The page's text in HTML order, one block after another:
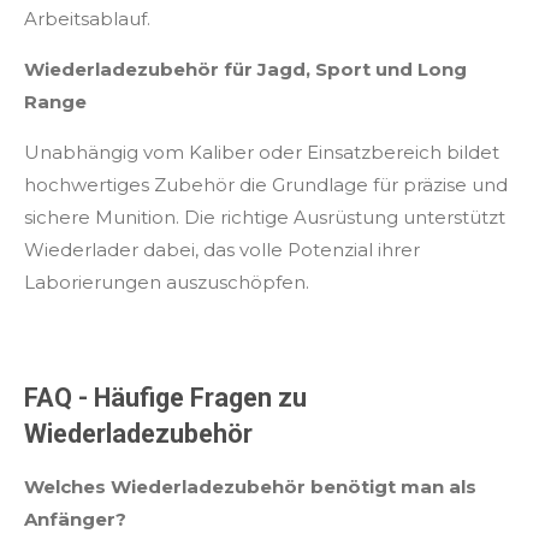
Arbeitsablauf.
Wiederladezubehör für Jagd, Sport und Long
Range
Unabhängig vom Kaliber oder Einsatzbereich bildet
hochwertiges Zubehör die Grundlage für präzise und
sichere Munition. Die richtige Ausrüstung unterstützt
Wiederlader dabei, das volle Potenzial ihrer
Laborierungen auszuschöpfen.
FAQ - Häufige Fragen zu
Wiederladezubehör
Welches Wiederladezubehör benötigt man als
Anfänger?